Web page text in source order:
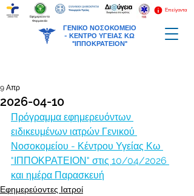
ΓΕΝΙΚΟ ΝΟΣΟΚΟΜΕΙΟ
- ΚΕΝΤΡΟ ΥΓΕΙΑΣ ΚΩ
"ΙΠΠΟΚΡΑΤΕΙΟΝ"
Επείγοντα
Εφημερεύοντα
Φαρμακεία
2026-04-10
9 Απρ
Πρόγραμμα εφημερευόντων
ειδικευμένων ιατρών Γενικού
Νοσοκομείου - Κέντρου Υγείας Κω
"ΙΠΠΟΚΡΑΤΕΙΟΝ" στις 10/04/2026
και ημέρα Παρασκευή
Εφημερεύοντες Ιατροί